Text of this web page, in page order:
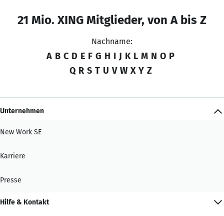
21 Mio. XING Mitglieder, von A bis Z
Nachname:
A B C D E F G H I J K L M N O P
Q R S T U V W X Y Z
Unternehmen
New Work SE
Karriere
Presse
Hilfe & Kontakt